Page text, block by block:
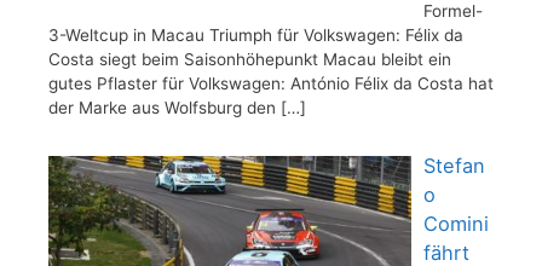
Formel-
3-Weltcup in Macau Triumph für Volkswagen: Félix da
Costa siegt beim Saisonhöhepunkt Macau bleibt ein
gutes Pflaster für Volkswagen: António Félix da Costa hat
der Marke aus Wolfsburg den […]
Stefan
o
Comini
fährt